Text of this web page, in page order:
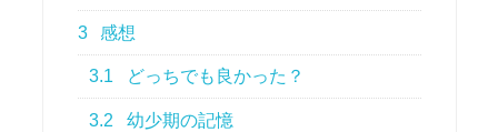
3 感想
3.1 どっちでも良かった？
3.2 幼少期の記憶